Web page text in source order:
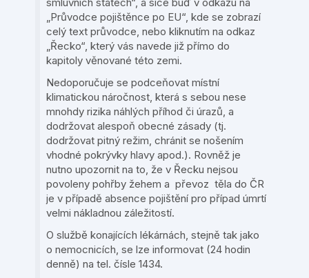
„Průvodce pojištěnce po EU“, kde se zobrazí
celý text průvodce, nebo kliknutím na odkaz
„Řecko“, který vás navede již přímo do
kapitoly věnované této zemi.
Nedoporučuje se podceňovat místní
klimatickou náročnost, která s sebou nese
mnohdy rizika náhlých příhod či úrazů, a
dodržovat alespoň obecné zásady (tj.
dodržovat pitný režim, chránit se nošením
vhodné pokrývky hlavy apod.). Rovněž je
nutno upozornit na to, že v Řecku nejsou
povoleny pohřby žehem a převoz těla do ČR
je v případě absence pojištění pro případ úmrtí
velmi nákladnou záležitostí.
O službě konajících lékárnách, stejně tak jako
o nemocnicích, se lze informovat (24 hodin
denně) na tel. čísle 1434.